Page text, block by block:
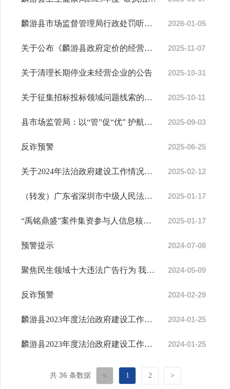
麟游县市场监督管理局行政处罚听证告知公告 2026-01-05
关于公布《麟游县政府定价的经营服务性收费目录清单（2026版）》的通知 2025-11-07
关于清理长期停业未经营企业的公告 2025-10-31
关于征集招标投标领域问题线索的通告 2025-10-11
县市场监管局：以“管”促“优” 护航市场环境健康发展 2025-09-03
反诈预警 2025-06-25
关于2024年法治政府建设工作情况的报告 2025-02-12
（转发）广东省深圳市中级人民法院关于开展“外快理财”案退赔工作的公告 2025-01-17
“禹铭鼎盛”案件集资参与人信息核实登记公告 2025-01-17
预警提示 2024-07-08
聚焦民生领域十大违法广告行为 我省开展专项整治“清查行动” 2024-05-09
反诈预警 2024-02-29
麟游县2023年度法治政府建设工作总结 2024-01-25
麟游县2023年度法治政府建设工作总结 2024-01-25
共 36 条数据 < 1 2 >